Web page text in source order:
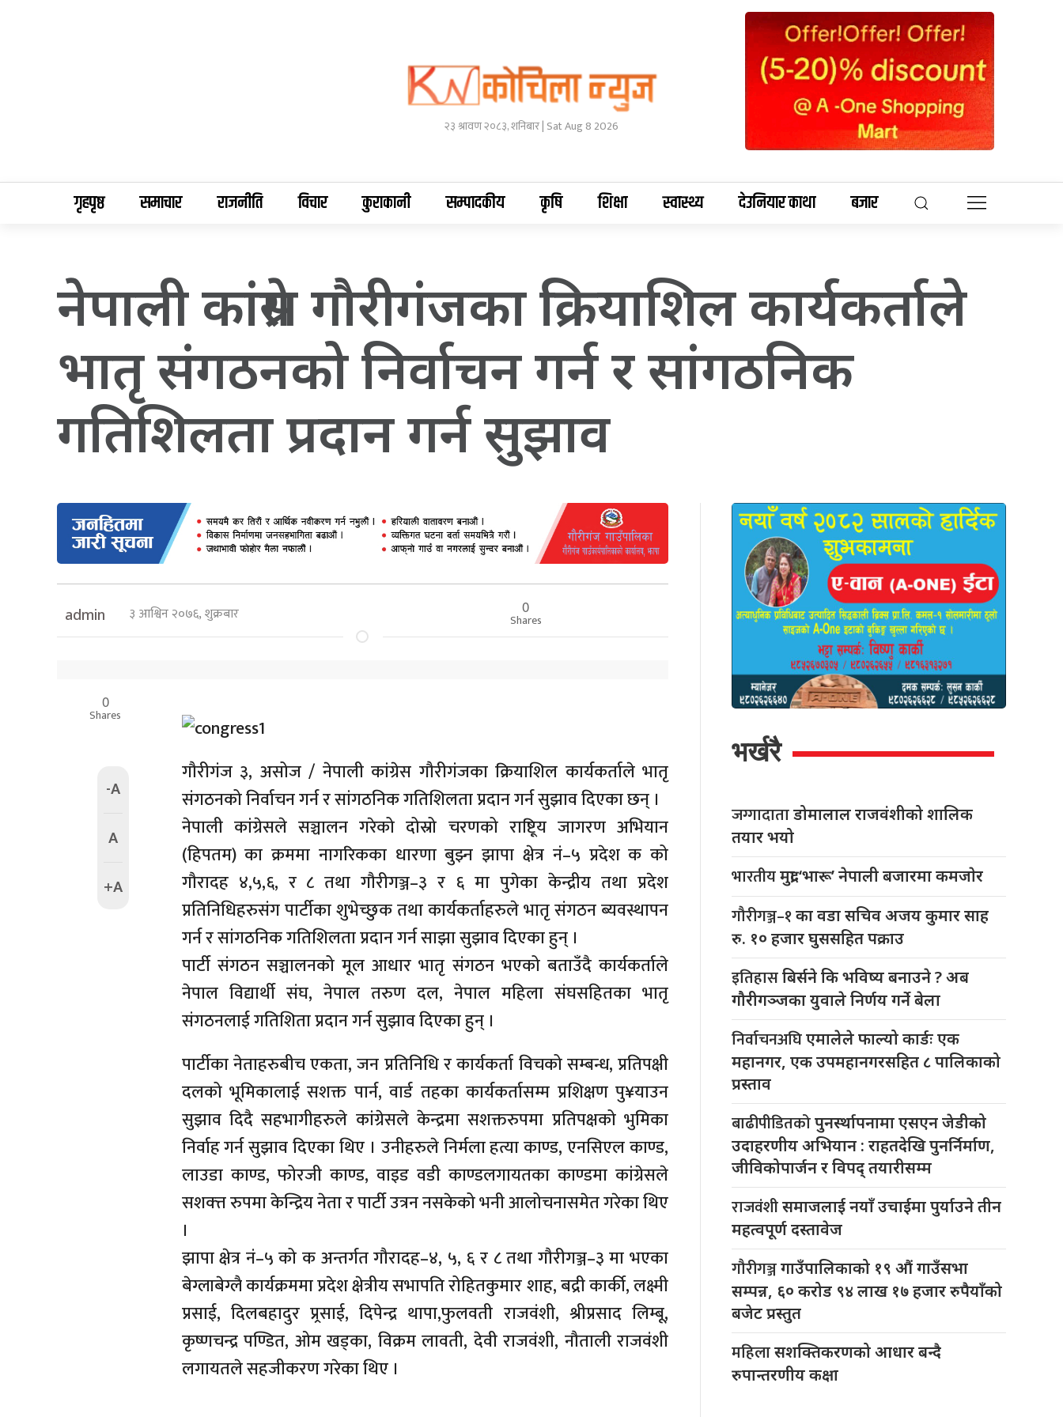
२३ श्रावण २०८३, शनिबार | Sat Aug 8 2026
गृहपृष्ठ समाचार राजनीति विचार कुराकानी सम्पादकीय कृषि शिक्षा स्वास्थ्य देउनियार काथा बजार
नेपाली कांग्रेस गौरीगंजका क्रियाशिल कार्यकर्ताले
भातृ संगठनको निर्वाचन गर्न र सांगठनिक
गतिशिलता प्रदान गर्न सुझाव
admin ३ आश्विन २०७६, शुक्रबार 0
Shares
0
Shares
-A
A
+A
गौरीगंज ३, असोज / नेपाली कांग्रेस गौरीगंजका क्रियाशिल कार्यकर्ताले भातृ
संगठनको निर्वाचन गर्न र सांगठनिक गतिशिलता प्रदान गर्न सुझाव दिएका छन् ।
नेपाली कांग्रेसले सञ्चालन गरेको दोस्रो चरणको राष्टिूय जागरण अभियान
(हिपतम) का क्रममा नागरिकका धारणा बुझ्न झापा क्षेत्र नं–५ प्रदेश क को
गौरादह ४,५,६, र ८ तथा गौरीगञ्ज–३ र ६ मा पुगेका केन्द्रीय तथा प्रदेश
प्रतिनिधिहरुसंग पार्टीका शुभेच्छुक तथा कार्यकर्ताहरुले भातृ संगठन ब्यवस्थापन
गर्न र सांगठनिक गतिशिलता प्रदान गर्न साझा सुझाव दिएका हुन् ।
पार्टी संगठन सञ्चालनको मूल आधार भातृ संगठन भएको बताउँदै कार्यकर्ताले
नेपाल विद्यार्थी संघ, नेपाल तरुण दल, नेपाल महिला संघसहितका भातृ
संगठनलाई गतिशिता प्रदान गर्न सुझाव दिएका हुन् ।
पार्टीका नेताहरुबीच एकता, जन प्रतिनिधि र कार्यकर्ता विचको सम्बन्ध, प्रतिपक्षी
दलको भूमिकालाई सशक्त पार्न, वार्ड तहका कार्यकर्तासम्म प्रशिक्षण पु¥याउन
सुझाव दिदै सहभागीहरुले कांग्रेसले केन्द्रमा सशक्तरुपमा प्रतिपक्षको भुमिका
निर्वाह गर्न सुझाव दिएका थिए । उनीहरुले निर्मला हत्या काण्ड, एनसिएल काण्ड,
लाउडा काण्ड, फोरजी काण्ड, वाइड वडी काण्डलगायतका काण्डमा कांग्रेसले
सशक्त्त रुपमा केन्द्रिय नेता र पार्टी उत्रन नसकेको भनी आलोचनासमेत गरेका थिए
।
झापा क्षेत्र नं–५ को क अन्तर्गत गौरादह–४, ५, ६ र ८ तथा गौरीगञ्ज–३ मा भएका
बेग्लाबेग्लै कार्यक्रममा प्रदेश क्षेत्रीय सभापति रोहितकुमार शाह, बद्री कार्की, लक्ष्मी
प्रसाई, दिलबहादुर प्र्रसाई, दिपेन्द्र थापा,फुलवती राजवंशी, श्रीप्रसाद लिम्बू,
कृष्णचन्द्र पण्डित, ओम खड्का, विक्रम लावती, देवी राजवंशी, नौताली राजवंशी
लगायतले सहजीकरण गरेका थिए ।
भर्खरै
जग्गादाताडोमालाल राजवंशीको शालिक
तयार भयो
भारतीयमुद्रा ‘भारू’ नेपाली बजारमा कमजाेर
गौरीगञ्ज–१का वडा सचिव अजय कुमार साह
रु. १० हजार घुससहित पक्राउ
इतिहासबिर्सने कि भविष्य बनाउने ? अब
गौरीगञ्जका युवाले निर्णय गर्ने बेला
निर्वाचनअघिएमालेले फाल्यो कार्डः एक
महानगर, एक उपमहानगरसहित ८ पालिकाको
प्रस्ताव
बाढीपीडितकोपुनर्स्थापनामा एसएन जेडीको
उदाहरणीय अभियान : राहतदेखि पुनर्निर्माण,
जीविकोपार्जन र विपद् तयारीसम्म
राजवंशीसमाजलाई नयाँ उचाईमा पुर्याउने तीन
महत्वपूर्ण दस्तावेज
गौरीगञ्जगाउँपालिकाको १९ औं गाउँसभा
सम्पन्न, ६० करोड ९४ लाख १७ हजार रुपैयाँको
बजेट प्रस्तुत
महिलासशक्तिकरणको आधार बन्दै
रुपान्तरणीय कक्षा